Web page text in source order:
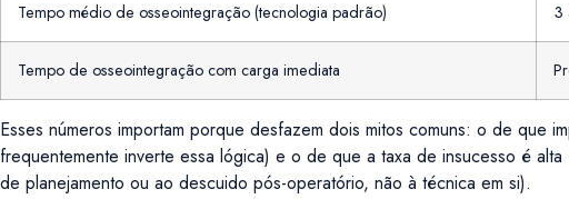
Tempo médio de osseointegração (tecnologia padrão) 3
Tempo de osseointegração com carga imediata
Esses números importam porque desfazem dois mitos comuns: o de que
frequentemente inverte essa lógica) e o de que a taxa de insucesso é
de planejamento ou ao descuido pós-operatório, não à técnica em si).